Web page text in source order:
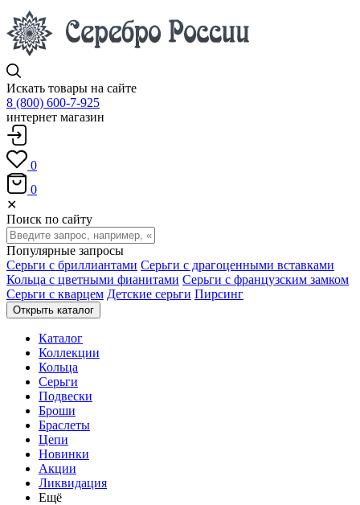
Искать товары на сайте
8 (800) 600-7-925
интернет магазин
0
0
✕
Поиск по сайту
Популярные запросы
Серьги с бриллиантами Серьги с драгоценными вставками
Кольца с цветными фианитами Серьги с французским замком
Серьги с кварцем Детские серьги Пирсинг
Открыть каталог
Каталог
Коллекции
Кольца
Серьги
Подвески
Броши
Браслеты
Цепи
Новинки
Акции
Ликвидация
Ещё